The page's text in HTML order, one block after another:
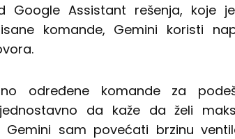
Google Assistant rešenja, koje
komande, Gemini koristi
određene komande za
da kaže da želi
sam povećati brzinu